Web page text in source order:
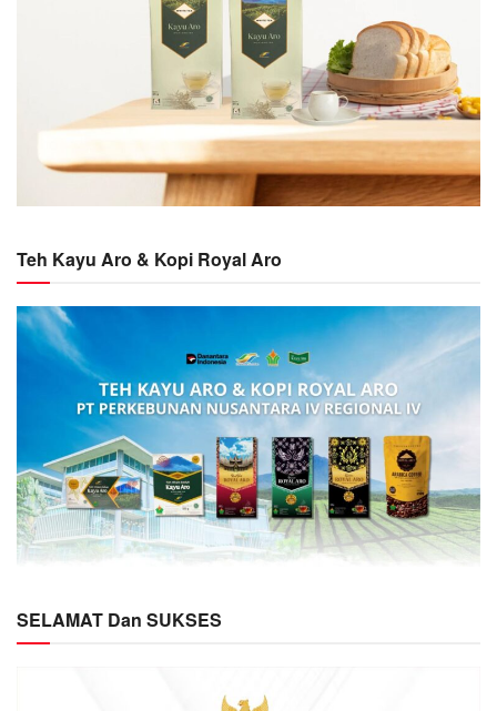
Teh Kayu Aro & Kopi Royal Aro
SELAMAT Dan SUKSES